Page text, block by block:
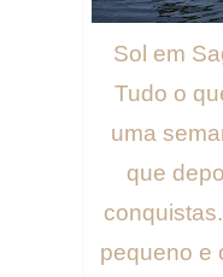
Sol em
Tudo o
uma
que
pequeno e